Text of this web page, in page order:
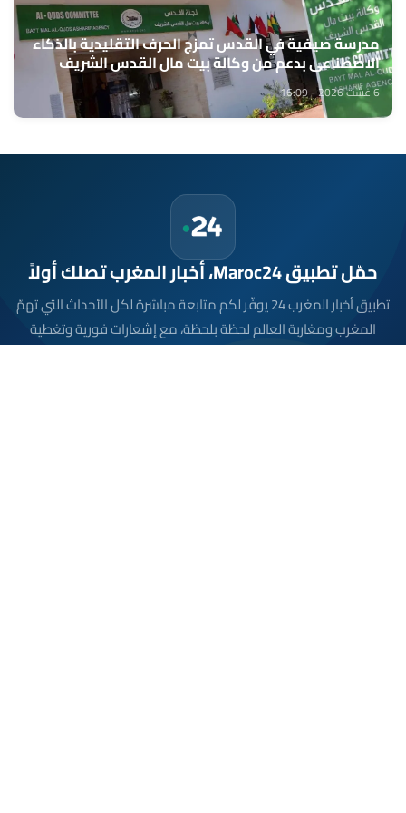
مدرسة صيفية في القدس تمزج الحرف التقليدية بالذكاء
الاصطناعي بدعم من وكالة بيت مال القدس الشريف
6 غشت 2026 - 16:09
حمّل تطبيق Maroc24، أخبار المغرب تصلك أولاً
تطبيق أخبار المغرب 24 يوفّر لكم متابعة مباشرة لكل الأحداث التي تهمّ
المغرب ومغاربة العالم لحظة بلحظة، مع إشعارات فورية وتغطية
شاملة لكل المستجدات.